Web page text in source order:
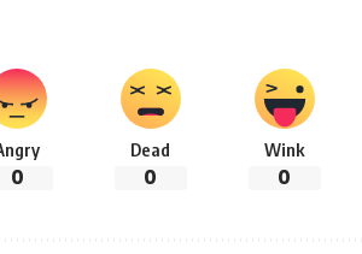
0
Dead
0
Wink
0